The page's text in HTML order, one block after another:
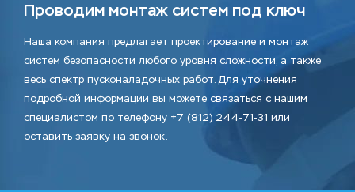
Проводим монтаж систем под ключ
Наша компания предлагает проектирование и монтаж
систем безопасности любого уровня сложности, а также
весь спектр пусконаладочных работ. Для уточнения
подробной информации вы можете связаться с нашим
специалистом по телефону +7 (812) 244-71-31 или
оставить заявку на звонок.